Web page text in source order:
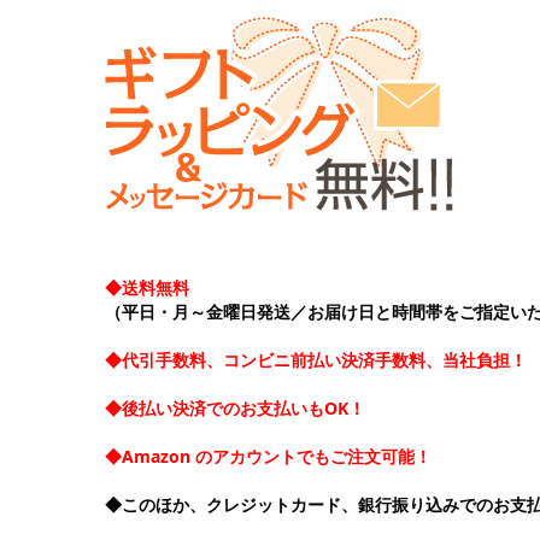
◆送料無料
（平日・月～金曜日発送／お届け日と時間帯をご指定い
◆代引手数料、コンビニ前払い決済手数料、当社負担！
◆後払い決済でのお支払いもOK！
◆Amazon のアカウントでもご注文可能！
◆このほか、クレジットカード、銀行振り込みでのお支